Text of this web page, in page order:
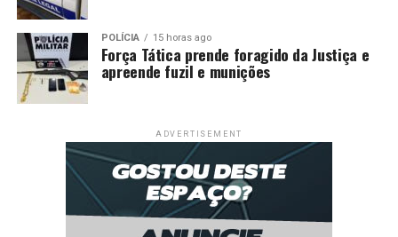
POLÍCIA 15 horas ago
Força Tática prende foragido da Justiça e
apreende fuzil e munições
ADVERTISEMENT